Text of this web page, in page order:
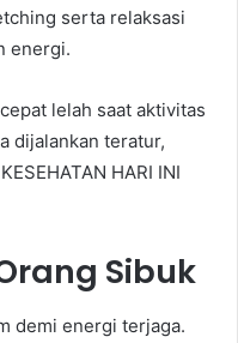
serta relaksasi
energi.
lelah saat aktivitas
dijalankan teratur,
HARI INI
Sibuk
demi energi terjaga.